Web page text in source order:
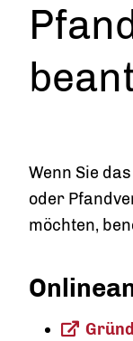
Wenn Sie
oder
möchten,